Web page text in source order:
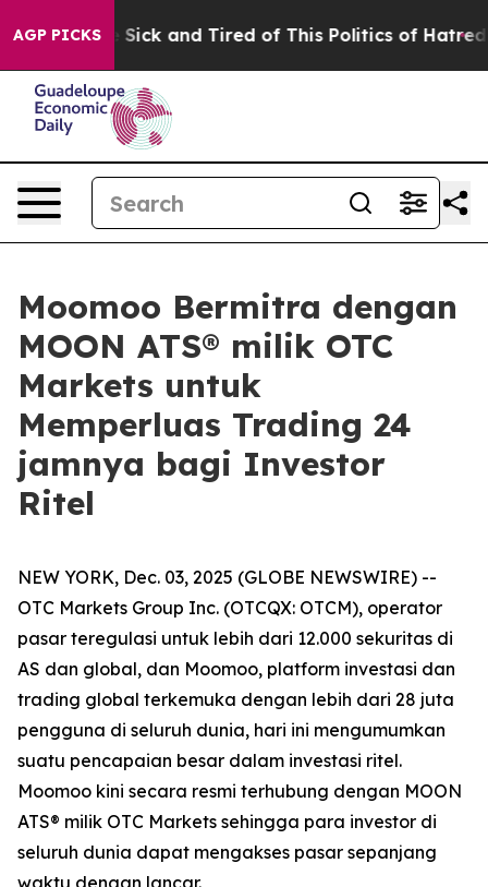
AGP PICKS
Are Sick and Tired of This Politics of Hatred” The
Moomoo Bermitra dengan
MOON ATS® milik OTC
Markets untuk
Memperluas Trading 24
jamnya bagi Investor
Ritel
NEW YORK, Dec. 03, 2025 (GLOBE NEWSWIRE) --
OTC Markets Group Inc. (OTCQX: OTCM), operator
pasar teregulasi untuk lebih dari 12.000 sekuritas di
AS dan global, dan Moomoo, platform investasi dan
trading global terkemuka dengan lebih dari 28 juta
pengguna di seluruh dunia, hari ini mengumumkan
suatu pencapaian besar dalam investasi ritel.
Moomoo kini secara resmi terhubung dengan MOON
ATS® milik OTC Markets sehingga para investor di
seluruh dunia dapat mengakses pasar sepanjang
waktu dengan lancar.